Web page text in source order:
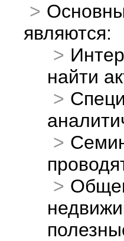
являются:
найти